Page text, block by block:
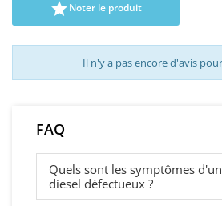
Noter le produit
Il n'y a pas encore d'avis
FAQ
Quels sont les symptômes
diesel défectueux ?